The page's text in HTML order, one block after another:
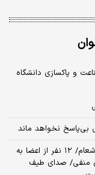
و پاکسازی دانشگاه
بی‌پاسخ نخواهد ماند
اظهارات جدید معاون پزشکیان درباره تصمیم‌گیری شعام/ ۱۲ نفر از اعضا به
منفی/ صدای طیف